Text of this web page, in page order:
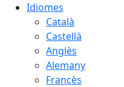
Idiomes
Català
Castellà
Anglès
Alemany
Francès